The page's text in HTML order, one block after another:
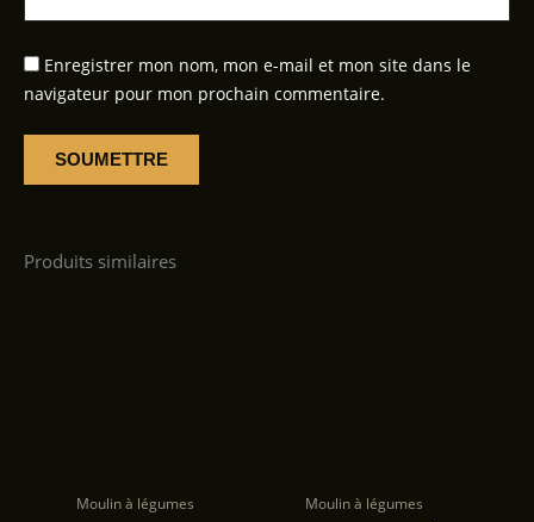
Enregistrer mon nom, mon e-mail et mon site dans le
navigateur pour mon prochain commentaire.
Produits similaires
Moulin à légumes Moulin à légumes